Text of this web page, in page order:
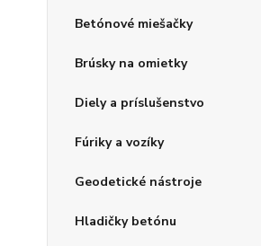
Betónové miešačky
Brúsky na omietky
Diely a príslušenstvo
Fúriky a vozíky
Geodetické nástroje
Hladičky betónu